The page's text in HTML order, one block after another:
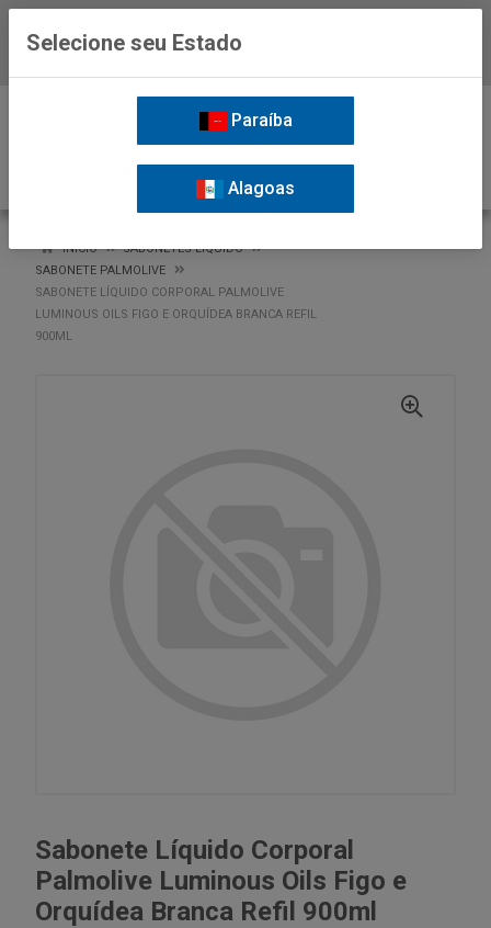
INÍCIO
SABONETES LIQUIDO
SABONETE PALMOLIVE
SABONETE LÍQUIDO CORPORAL PALMOLIVE
LUMINOUS OILS FIGO E ORQUÍDEA BRANCA REFIL
900ML
Sabonete Líquido Corporal
Palmolive Luminous Oils Figo e
Orquídea Branca Refil 900ml
Selecione seu Estado
Paraíba
Alagoas